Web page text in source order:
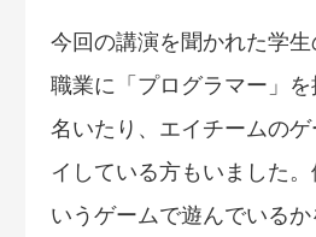
今回の講演を聞かれた学
職業に「プログラマー」
名いたり、エイチームの
イしている方もいました
いうゲームで遊んでいる